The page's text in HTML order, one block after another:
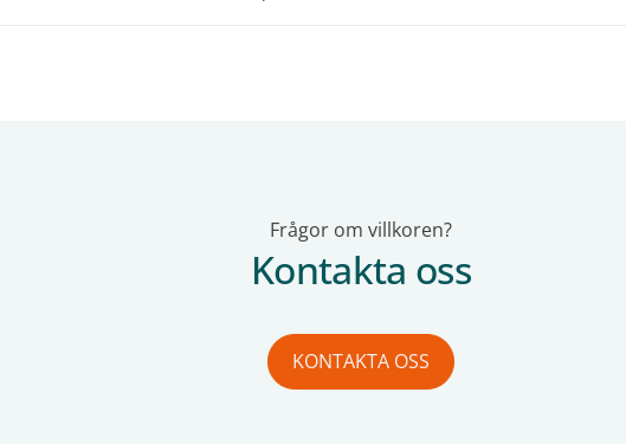
Frågor om villkoren?
Kontakta oss
KONTAKTA OSS